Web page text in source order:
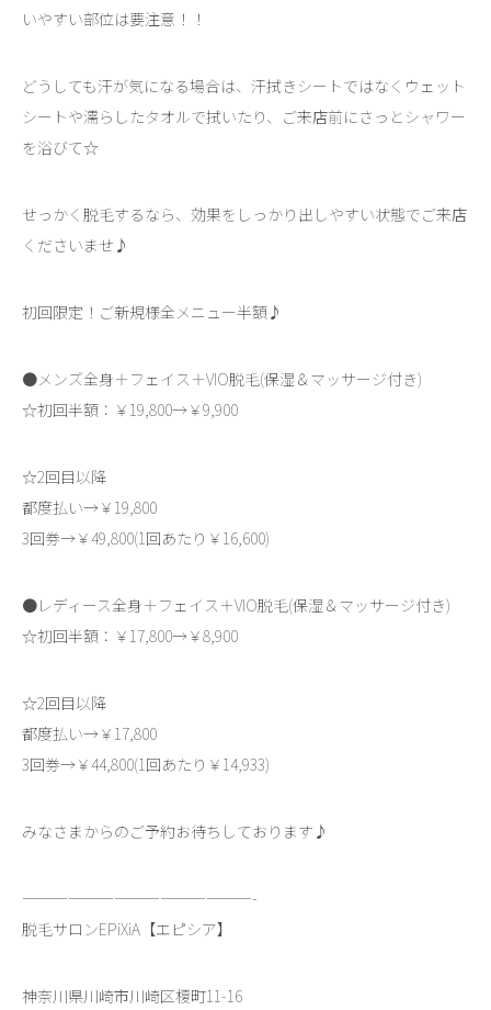
いやすい部位は要注意！！
どうしても汗が気になる場合は、汗拭きシートではなくウェット
シートや濡らしたタオルで拭いたり、ご来店前にさっとシャワー
を浴びて☆
せっかく脱毛するなら、効果をしっかり出しやすい状態でご来店
くださいませ♪
初回限定！ご新規様全メニュー半額♪
●メンズ全身＋フェイス＋VIO脱毛(保湿＆マッサージ付き)
☆初回半額：￥19,800→￥9,900
☆2回目以降
都度払い→￥19,800
3回券→￥49,800(1回あたり￥16,600)
●レディース全身＋フェイス＋VIO脱毛(保湿＆マッサージ付き)
☆初回半額：￥17,800→￥8,900
☆2回目以降
都度払い→￥17,800
3回券→￥44,800(1回あたり￥14,933)
みなさまからのご予約お待ちしております♪
———————————————-
脱毛サロンEPiXiA【エピシア】
神奈川県川崎市川崎区榎町11-16